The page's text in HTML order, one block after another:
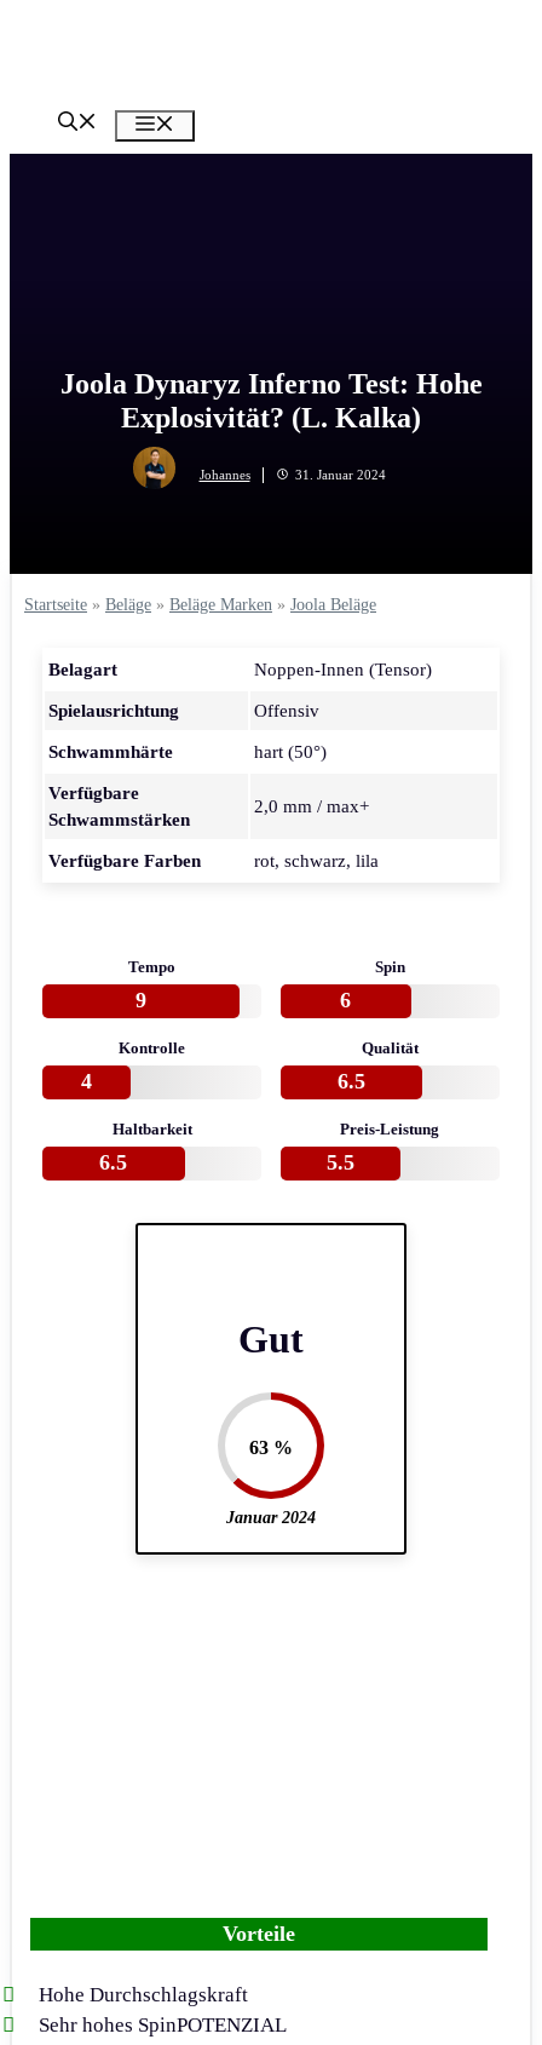
Joola Dynaryz Inferno Test: Hohe
Explosivität? (L. Kalka)
Johannes 31. Januar 2024
Startseite » Beläge » Beläge Marken » Joola Beläge
Belagart Noppen-Innen (Tensor)
Spielausrichtung Offensiv
Schwammhärte hart (50°)
Verfügbare
Schwammstärken
2,0 mm / max+
Verfügbare Farben rot, schwarz, lila
Tempo
9
Spin
6
Kontrolle
4
Qualität
6.5
Haltbarkeit
6.5
Preis-Leistung
5.5
Gut
63 %
Januar 2024
Vorteile
Hohe Durchschlagskraft
Sehr hohes SpinPOTENZIAL